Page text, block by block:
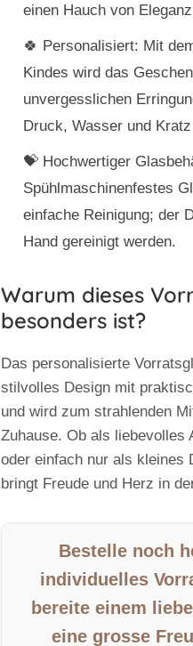
einen Hauch von
🍀 Personalisiert: Mit
Kindes wird das
unvergesslichen
Druck, Wasser und
💝 Hochwertiger
Spühlmaschinenfestes
einfache Reinigung; der
Hand gereinigt werden.
Warum dieses
besonders ist?
Das personalisierte
stilvolles Design mit
und wird zum strahlenden
Zuhause. Ob als liebevolles
oder einfach nur als kleines
bringt Freude und Herz in
Bestelle noch
individuelles
bereite einem
eine grosse